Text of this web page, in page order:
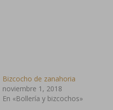
Bizcocho de zanahoria
noviembre 1, 2018
En «Bollería y bizcochos»